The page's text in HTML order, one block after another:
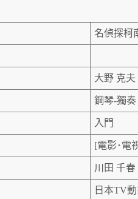
名偵探柯
大野 克夫
鋼琴-獨奏
入門
[電影･電
川田 千春
日本TV